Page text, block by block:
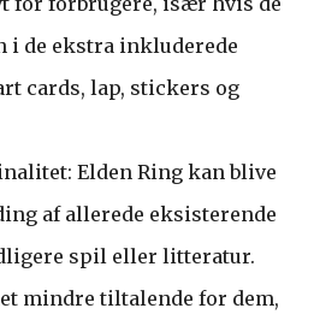
i de ekstra inkluderede
cards, lap, stickers og
Elden Ring kan blive
af allerede eksisterende
spil eller litteratur.
mindre tiltalende for dem,